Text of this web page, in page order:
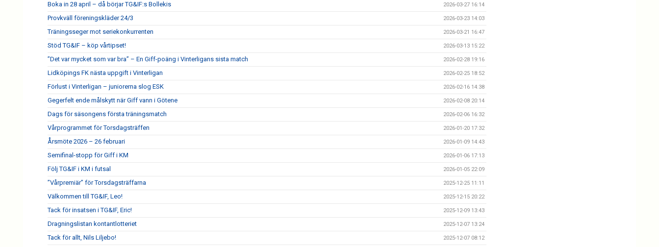
Boka in 28 april – då börjar TG&IF:s Bollekis 2026-03-27 16:14
Provkväll föreningskläder 24/3 2026-03-23 14:03
Träningsseger mot seriekonkurrenten 2026-03-21 16:47
Stöd TG&IF – köp vårtipset! 2026-03-13 15:22
”Det var mycket som var bra” – En Giff-poäng i Vinterligans sista match 2026-02-28 19:16
Lidköpings FK nästa uppgift i Vinterligan 2026-02-25 18:52
Förlust i Vinterligan – juniorerna slog ESK 2026-02-16 14:38
Gegerfelt ende målskytt när Giff vann i Götene 2026-02-08 20:14
Dags för säsongens första träningsmatch 2026-02-06 16:32
Vårprogrammet för Torsdagsträffen 2026-01-20 17:32
Årsmöte 2026 – 26 februari 2026-01-09 14:43
Semifinal-stopp för Giff i KM 2026-01-06 17:13
Följ TG&IF i KM i futsal 2026-01-05 22:09
”Vårpremiär” för Torsdagsträffarna 2025-12-25 11:11
Välkommen till TG&IF, Leo! 2025-12-15 20:22
Tack för insatsen i TG&IF, Eric! 2025-12-09 13:43
Dragningslistan kontantlotteriet 2025-12-07 13:24
Tack för allt, Nils Liljebo! 2025-12-07 08:12